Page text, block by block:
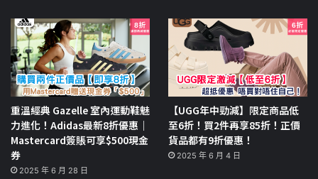
重溫經典 Gazelle 室內運動鞋魅
力進化！Adidas最新8折優惠｜
Mastercard簽賬可享$500現金
券
2025 年 6 月 28 日
【UGG年中勁減】限定商品低
至6折！買2件再享85折！正價
貨品都有9折優惠！
2025 年 6 月 4 日